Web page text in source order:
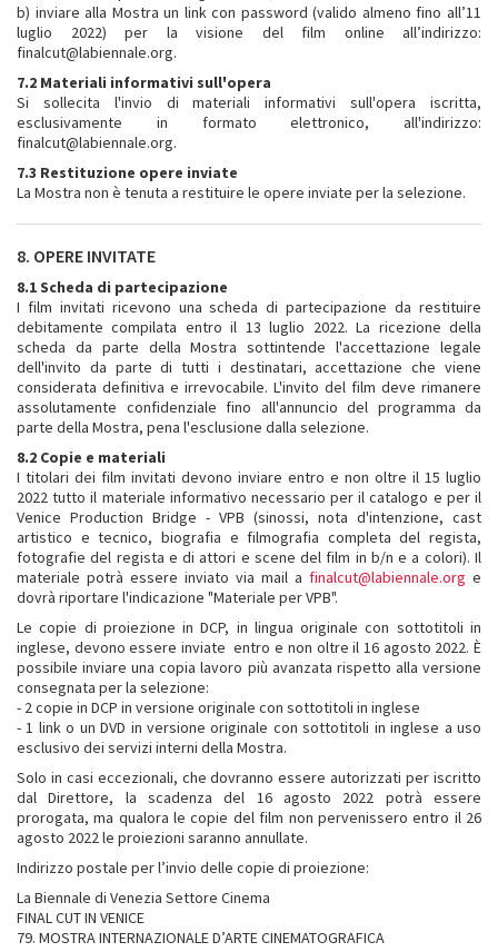
b) inviare alla Mostra un link con password (valido almeno fino all’11
luglio 2022) per la visione del film online all’indirizzo:
finalcut@labiennale.org.
7.2 Materiali informativi sull'opera
Si sollecita l'invio di materiali informativi sull'opera iscritta,
esclusivamente in formato elettronico, all'indirizzo:
finalcut@labiennale.org.
7.3 Restituzione opere inviate
La Mostra non è tenuta a restituire le opere inviate per la selezione.
8. OPERE INVITATE
8.1 Scheda di partecipazione
I film invitati ricevono una scheda di partecipazione da restituire
debitamente compilata entro il 13 luglio 2022. La ricezione della
scheda da parte della Mostra sottintende l'accettazione legale
dell'invito da parte di tutti i destinatari, accettazione che viene
considerata definitiva e irrevocabile. L'invito del film deve rimanere
assolutamente confidenziale fino all'annuncio del programma da
parte della Mostra, pena l'esclusione dalla selezione.
8.2 Copie e materiali
I titolari dei film invitati devono inviare entro e non oltre il 15 luglio
2022 tutto il materiale informativo necessario per il catalogo e per il
Venice Production Bridge - VPB (sinossi, nota d'intenzione, cast
artistico e tecnico, biografia e filmografia completa del regista,
fotografie del regista e di attori e scene del film in b/n e a colori). Il
materiale potrà essere inviato via mail a finalcut@labiennale.org e
dovrà riportare l'indicazione "Materiale per VPB".
Le copie di proiezione in DCP, in lingua originale con sottotitoli in
inglese, devono essere inviate entro e non oltre il 16 agosto 2022. È
possibile inviare una copia lavoro più avanzata rispetto alla versione
consegnata per la selezione:
- 2 copie in DCP in versione originale con sottotitoli in inglese
- 1 link o un DVD in versione originale con sottotitoli in inglese a uso
esclusivo dei servizi interni della Mostra.
Solo in casi eccezionali, che dovranno essere autorizzati per iscritto
dal Direttore, la scadenza del 16 agosto 2022 potrà essere
prorogata, ma qualora le copie del film non pervenissero entro il 26
agosto 2022 le proiezioni saranno annullate.
Indirizzo postale per l’invio delle copie di proiezione:
La Biennale di Venezia Settore Cinema
FINAL CUT IN VENICE
79. MOSTRA INTERNAZIONALE D’ARTE CINEMATOGRAFICA